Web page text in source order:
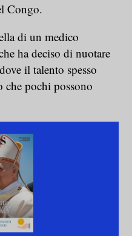
Congo.
di un medico
ha deciso di nuotare
il talento spesso
che pochi possono